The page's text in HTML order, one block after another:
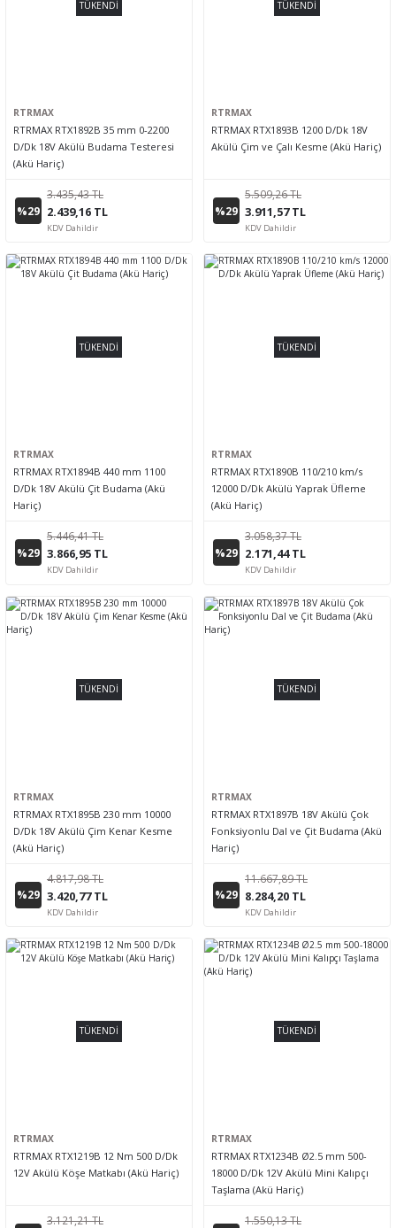
TÜKENDİ
RTRMAX
RTRMAX RTX1892B 35 mm 0-2200
D/Dk 18V Akülü Budama Testeresi
(Akü Hariç)
%29
3.435,43 TL
2.439,16 TL
KDV Dahildir
TÜKENDİ
RTRMAX
RTRMAX RTX1893B 1200 D/Dk 18V
Akülü Çim ve Çalı Kesme (Akü Hariç)
%29
5.509,26 TL
3.911,57 TL
KDV Dahildir
TÜKENDİ
RTRMAX
RTRMAX RTX1894B 440 mm 1100
D/Dk 18V Akülü Çit Budama (Akü
Hariç)
%29
5.446,41 TL
3.866,95 TL
KDV Dahildir
TÜKENDİ
RTRMAX
RTRMAX RTX1890B 110/210 km/s
12000 D/Dk Akülü Yaprak Üfleme
(Akü Hariç)
%29
3.058,37 TL
2.171,44 TL
KDV Dahildir
TÜKENDİ
RTRMAX
RTRMAX RTX1895B 230 mm 10000
D/Dk 18V Akülü Çim Kenar Kesme
(Akü Hariç)
%29
4.817,98 TL
3.420,77 TL
KDV Dahildir
TÜKENDİ
RTRMAX
RTRMAX RTX1897B 18V Akülü Çok
Fonksiyonlu Dal ve Çit Budama (Akü
Hariç)
%29
11.667,89 TL
8.284,20 TL
KDV Dahildir
TÜKENDİ
RTRMAX
RTRMAX RTX1219B 12 Nm 500 D/Dk
12V Akülü Köşe Matkabı (Akü Hariç)
3.121,21 TL
TÜKENDİ
RTRMAX
RTRMAX RTX1234B Ø2.5 mm 500-
18000 D/Dk 12V Akülü Mini Kalıpçı
Taşlama (Akü Hariç)
1.550,13 TL